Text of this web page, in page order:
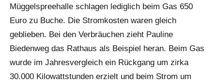
Müggelspreehalle schlagen lediglich beim Gas 650
Euro zu Buche. Die Stromkosten waren gleich
geblieben. Bei den Verbräuchen zieht Pauline
Biedenweg das Rathaus als Beispiel heran. Beim Gas
wurde im Jahresvergleich ein Rückgang um zirka
30.000 Kilowattstunden erzielt und beim Strom um